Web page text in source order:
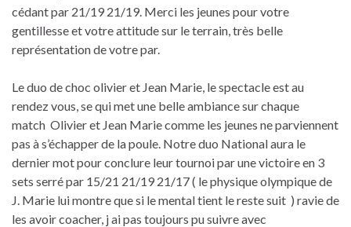
cédant par 21/19 21/19. Merci les jeunes pour votre
gentillesse et votre attitude sur le terrain, très belle
représentation de votre par.
Le duo de choc olivier et Jean Marie, le spectacle est au
rendez vous, se qui met une belle ambiance sur chaque
match Olivier et Jean Marie comme les jeunes ne parviennent
pas à s’échapper de la poule. Notre duo National aura le
dernier mot pour conclure leur tournoi par une victoire en 3
sets serré par 15/21 21/19 21/17 ( le physique olympique de
J. Marie lui montre que si le mental tient le reste suit ) ravie de
les avoir coacher, j ai pas toujours pu suivre avec